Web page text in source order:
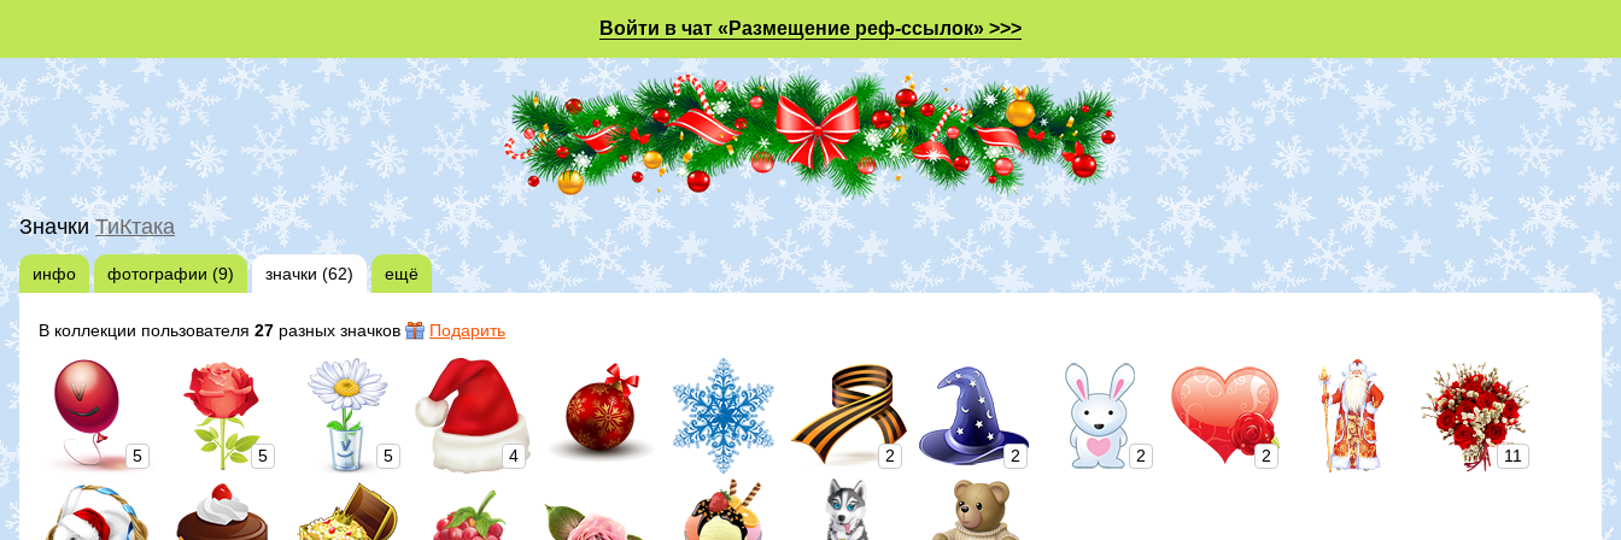
Войти в чат «Размещение реф-ссылок» >>>
ЗначкиТиКтака
инфо фотографии (9) значки (62) ещё
В коллекции пользователя 27 разных значков Подарить
5 5 5 4 2 2 2 2 11